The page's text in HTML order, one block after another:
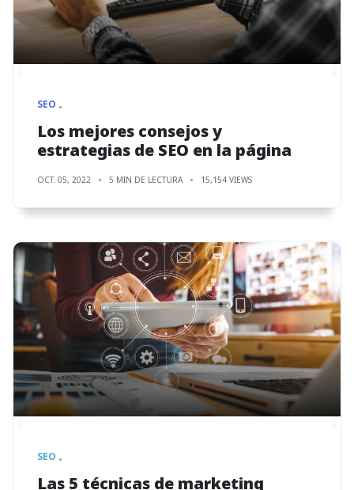
SEO
Los mejores consejos y
estrategias de SEO en la página
OCT. 05, 2022 5 MIN DE LECTURA 15,154 VIEWS
SEO
Las 5 técnicas de marketing